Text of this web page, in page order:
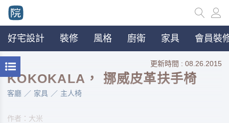
好宅設計 裝修 風格 廚衛 家具 會員裝
更新時間 : 08.26.2015
KOKOKALA， 挪威皮革扶手椅
客廳 家具 主人椅
作者：大米